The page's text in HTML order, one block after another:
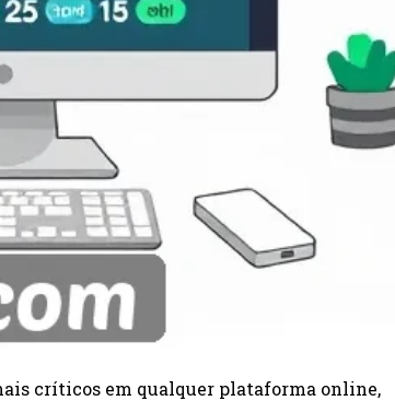
críticos em qualquer plataforma online,